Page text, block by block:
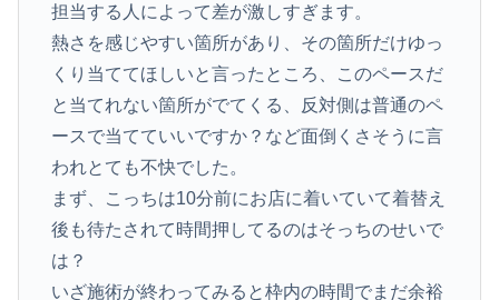
担当する人によって差が激しすぎます。
熱さを感じやすい箇所があり、その箇所だけゆっ
くり当ててほしいと言ったところ、このペースだ
と当てれない箇所がでてくる、反対側は普通のペ
ースで当てていいですか？など面倒くさそうに言
われとても不快でした。
まず、こっちは10分前にお店に着いていて着替え
後も待たされて時間押してるのはそっちのせいで
は？
いざ施術が終わってみると枠内の時間でまだ余裕